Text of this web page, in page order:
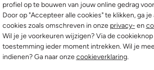
profiel op te bouwen van jouw online gedrag
Door op "Accepteer alle cookies" te klikken, ga
cookies zoals omschreven in onze privacy- en
Wil je je voorkeuren wijzigen? Via de
toestemming ieder moment intrekken. Wil je
indienen? Ga naar onzecookieverklaring.
e
n